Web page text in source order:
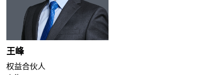
王峰
权益合伙人